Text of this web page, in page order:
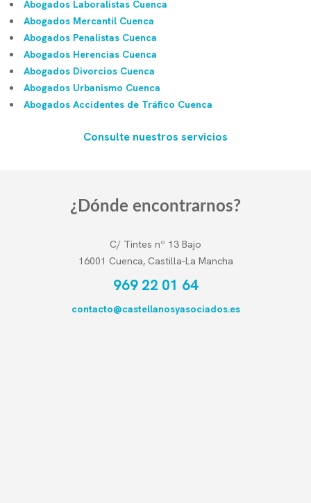
Abogados Laboralistas Cuenca
Abogados Mercantil Cuenca
Abogados Penalistas Cuenca
Abogados Herencias Cuenca
Abogados Divorcios Cuenca
Abogados Urbanismo Cuenca
Abogados Accidentes de Tráfico Cuenca
Consulte nuestros servicios
¿Dónde encontrarnos?
C/ Tintes nº 13 Bajo
16001 Cuenca, Castilla-La Mancha
969 22 01 64
contacto@castellanosyasociados.es